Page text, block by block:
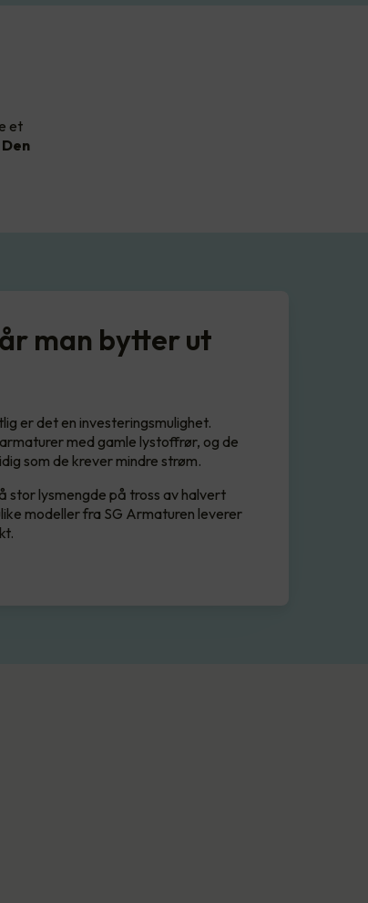
et
Den
man bytter ut
er det en investeringsmulighet.
med gamle lystoffrør, og de
som de krever mindre strøm.
stor lysmengde på tross av halvert
modeller fra SG Armaturen leverer